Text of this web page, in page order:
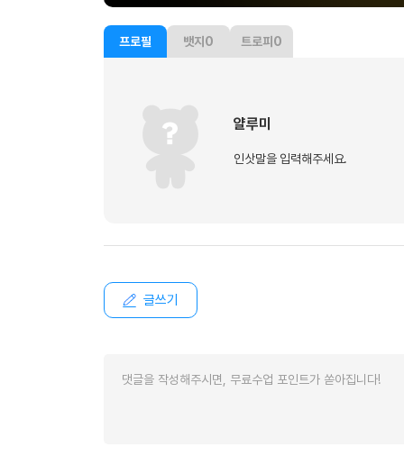
유용한영어표현
유용한영어표현
유용한영어표현
유용한영어표현
프로필 뱃지 0 트로피 0
얄루미
인삿말을 입력해주세요.
글쓰기